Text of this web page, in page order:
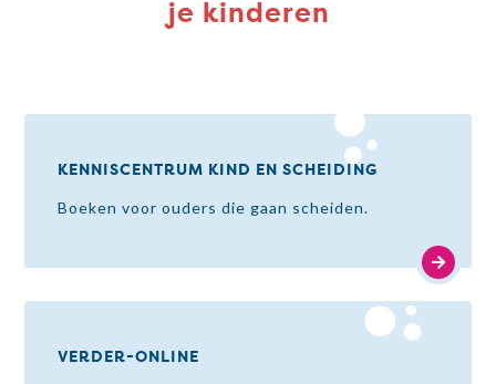
je kinderen
KENNISCENTRUM KIND EN SCHEIDING
Boeken voor ouders die gaan scheiden.
VERDER-ONLINE